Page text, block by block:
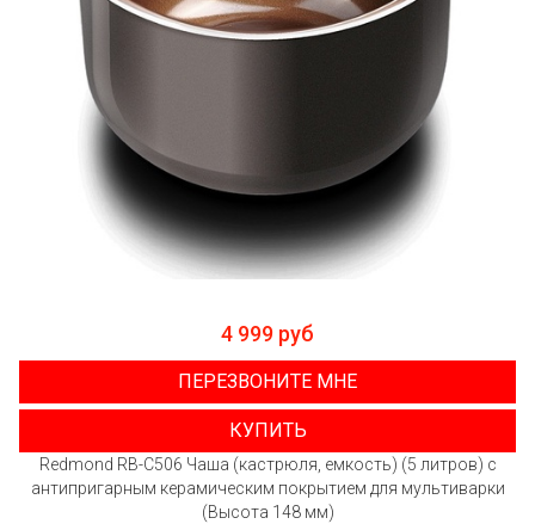
4 999 руб
ПЕРЕЗВОНИТЕ МНЕ
КУПИТЬ
Redmond RB-C506 Чаша (кастрюля, емкость) (5 литров) с
антипригарным керамическим покрытием для мультиварки
(Высота 148 мм)